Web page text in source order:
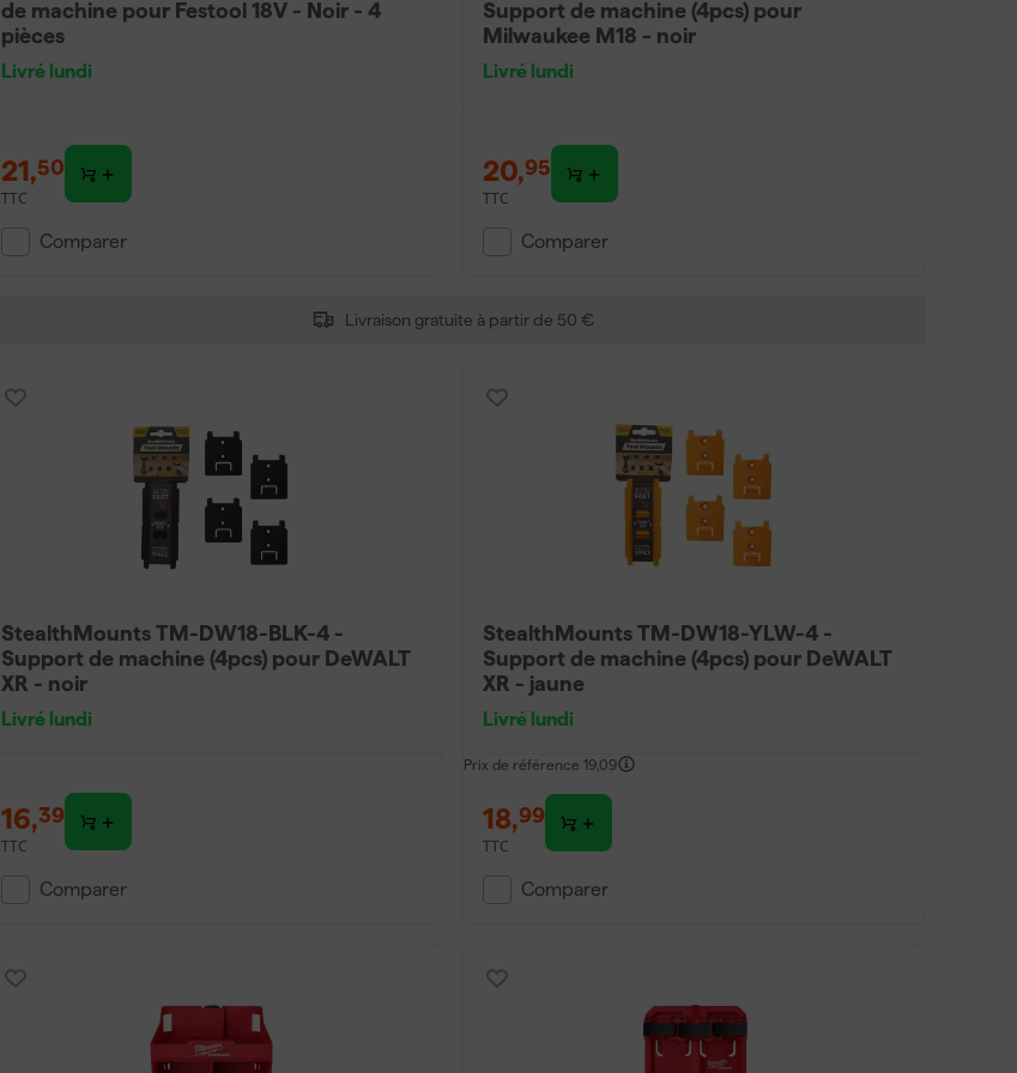
Livraison gratuite à partir de 50 €
de machine pour Festool 18V - Noir - 4
pièces
Livré lundi
21,50
TTC
Comparer
Support de machine (4pcs) pour
Milwaukee M18 - noir
Livré lundi
20,95
TTC
Comparer
StealthMounts TM-DW18-BLK-4 -
Support de machine (4pcs) pour DeWALT
XR - noir
Livré lundi
16,39
TTC
Comparer
StealthMounts TM-DW18-YLW-4 -
Support de machine (4pcs) pour DeWALT
XR - jaune
Livré lundi
Prix de référence 19,09
18,99
TTC
Comparer